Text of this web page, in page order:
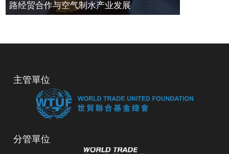
路经贸合作与空气制水产业发展
主管單位
分管單位